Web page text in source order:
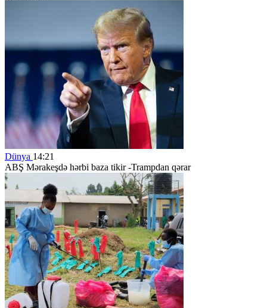
Dünya 14:21
ABŞ Mərakeşdə hərbi baza tikir -Trampdan qərar